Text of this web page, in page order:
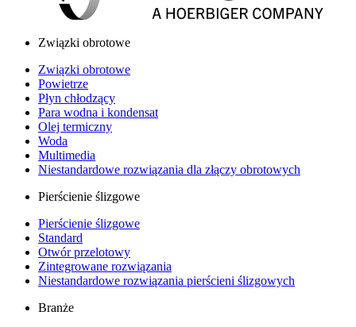
Związki obrotowe
Związki obrotowe
Powietrze
Płyn chłodzący
Para wodna i kondensat
Olej termiczny
Woda
Multimedia
Niestandardowe rozwiązania dla złączy obrotowych
Pierścienie ślizgowe
Pierścienie ślizgowe
Standard
Otwór przelotowy
Zintegrowane rozwiązania
Niestandardowe rozwiązania pierścieni ślizgowych
Branże